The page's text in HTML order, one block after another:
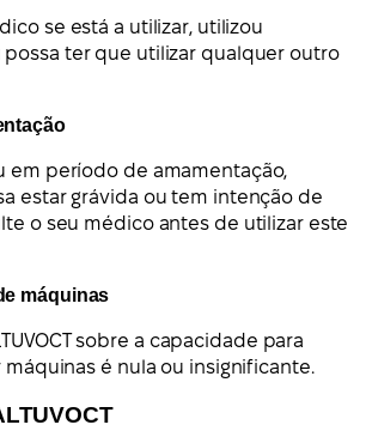
se está a utilizar, utilizou
ter que utilizar qualquer outro
em período de amamentação,
estar grávida ou tem intenção de
o seu médico antes de utilizar este
máquinas
sobre a capacidade para
é nula ou insignificante.